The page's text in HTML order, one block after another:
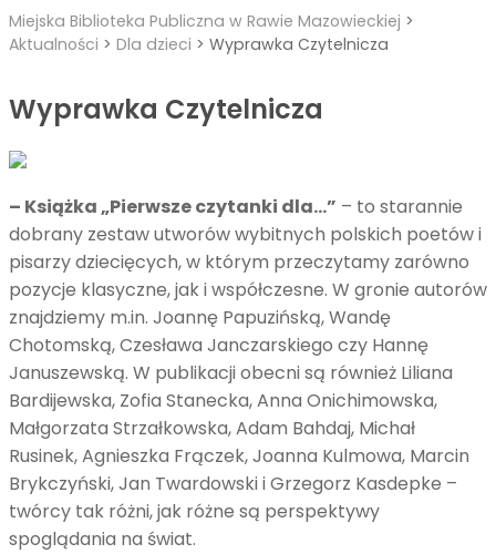
Miejska Biblioteka Publiczna w Rawie Mazowieckiej >
Aktualności > Dla dzieci > Wyprawka Czytelnicza
Wyprawka Czytelnicza
– Książka „Pierwsze czytanki dla…” – to starannie
dobrany zestaw utworów wybitnych polskich poetów i
pisarzy dziecięcych, w którym przeczytamy zarówno
pozycje klasyczne, jak i współczesne. W gronie autorów
znajdziemy m.in. Joannę Papuzińską, Wandę
Chotomską, Czesława Janczarskiego czy Hannę
Januszewską. W publikacji obecni są również Liliana
Bardijewska, Zofia Stanecka, Anna Onichimowska,
Małgorzata Strzałkowska, Adam Bahdaj, Michał
Rusinek, Agnieszka Frączek, Joanna Kulmowa, Marcin
Brykczyński, Jan Twardowski i Grzegorz Kasdepke –
twórcy tak różni, jak różne są perspektywy
spoglądania na świat.